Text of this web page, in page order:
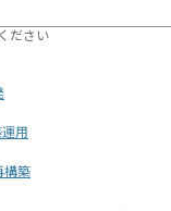
ださい
用
構築